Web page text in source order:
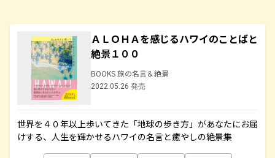
ＡＬＯＨＡを感じるハワイのことばと
絶景１００
BOOKS 旅の名言＆絶景
2022.05.26 発売
世界を４０年以上歩いてきた「地球の歩き方」があなたにお届
けする、人生を輝かせるハワイの名言と癒やしの絶景集